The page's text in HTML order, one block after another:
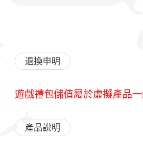
退換申明
遊戲禮包儲值屬於虛擬產品
產品說明